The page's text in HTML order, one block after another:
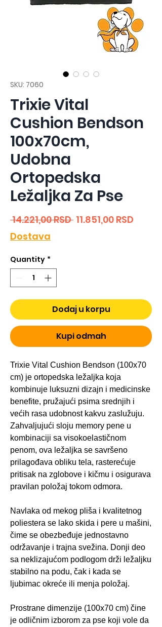
SKU: 7060
Trixie Vital
Cushion Bendson
100x70cm,
Udobna
Ortopedska
Ležaljka Za Pse
14.221,00 RSD Regular
11.851,00 RSD
Dostava
Quantity *
Dodaj u korpu
Kupi odmah
Trixie Vital Cushion Bendson (100x70
cm) je ortopedska ležaljka koja
kombinuje luksuzni dizajn i medicinske
benefite, pružajući psima srednjih i
većih rasa udobnost kakvu zaslužuju.
Zahvaljujući sloju memory pene u
kombinaciji sa visokoelastičnom
penom, ova ležaljka se savršeno
prilagođava obliku tela, rasterećuje
pritisak na zglobove i kičmu i osigurava
pravilan položaj tokom odmora.
Navlaka od mekog pliša i kvalitetnog
poliestera se lako skida i pere u mašini,
čime se obezbeđuje jednostavno
održavanje i trajna svežina. Donji deo
sa neklizajućom podlogom drži ležaljku
stabilno na podu, čak i kada se
ljubimac okreće ili menja položaj.
Prostrane dimenzije (100x70 cm) čine
je odličnim izborom za pse koji vole da